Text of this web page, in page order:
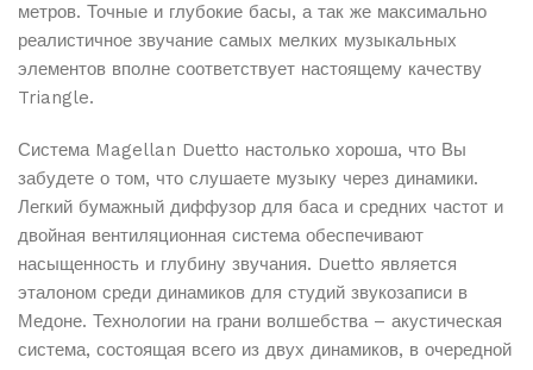
Защищенная упаковка
Все товары упаковываются в надежные материалы
для сохранности при транспортировке
Доставка от 1 до 5 рабочих дней в зависимости от
наличия товара на складе
Отслеживание заказа
Вы можете отслеживать статус вашего заказа в
Подробнее об условиях доставки и работе служб вы
можете узнать на странице Оплата и доставка.
метров. Точные и глубокие басы, а так же максимально
реалистичное звучание самых мелких музыкальных
элементов вполне соответствует настоящему качеству
Triangle.
Система Magellan Duetto настолько хороша, что Вы
забудете о том, что слушаете музыку через динамики.
Легкий бумажный диффузор для баса и средних частот и
двойная вентиляционная система обеспечивают
насыщенность и глубину звучания. Duetto является
эталоном среди динамиков для студий звукозаписи в
Медоне. Технологии на грани волшебства – акустическая
система, состоящая всего из двух динамиков, в очередной